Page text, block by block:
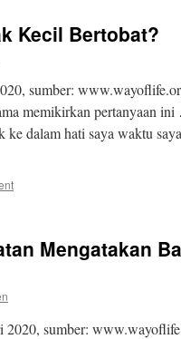
Kecil Bertobat?
sumber:
memikirkan pertanyaan
ke dalam hati saya waktu
Mengatakan
sumber: